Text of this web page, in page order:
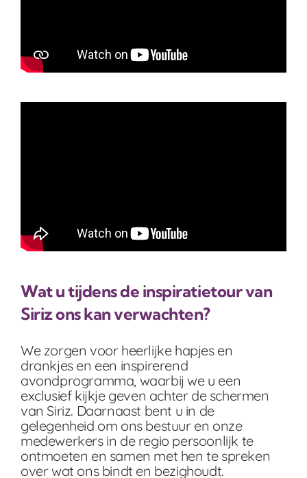
Wat u tijdens de inspiratietour van
Siriz ons kan verwachten?
We zorgen voor heerlijke hapjes en
drankjes en een inspirerend
avondprogramma, waarbij we u een
exclusief kijkje geven achter de schermen
van Siriz. Daarnaast bent u in de
gelegenheid om ons bestuur en onze
medewerkers in de regio persoonlijk te
ontmoeten en samen met hen te spreken
over wat ons bindt en bezighoudt.